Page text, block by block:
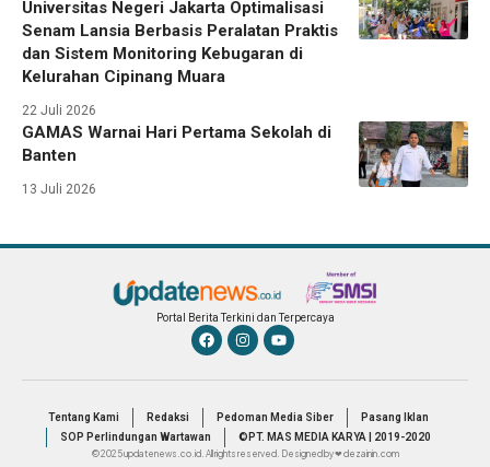
Universitas Negeri Jakarta Optimalisasi
Senam Lansia Berbasis Peralatan Praktis
dan Sistem Monitoring Kebugaran di
Kelurahan Cipinang Muara
22 Juli 2026
GAMAS Warnai Hari Pertama Sekolah di
Banten
13 Juli 2026
Portal Berita Terkini dan Terpercaya
Tentang Kami Redaksi Pedoman Media Siber
Pasang Iklan
SOP Perlindungan Wartawan
©PT. MAS MEDIA KARYA | 2019-2020
© 2025 updatenews.co.id. All rights reserved. Designed by ❤ dezainin.com